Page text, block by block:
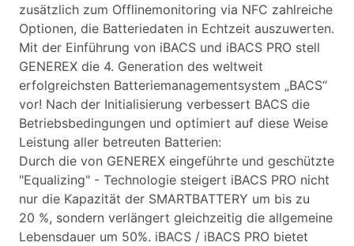
zusätzlich zum Offlinemonitoring via NFC zahlreiche
Optionen, die Batteriedaten in Echtzeit auszuwerten.
Mit der Einführung von iBACS und iBACS PRO stell
GENEREX die 4. Generation des weltweit
erfolgreichsten Batteriemanagementsystem „BACS“
vor! Nach der Initialisierung verbessert BACS die
Betriebsbedingungen und optimiert auf diese Weise
Leistung aller betreuten Batterien:
Durch die von GENEREX eingeführte und geschützte
"Equalizing" - Technologie steigert iBACS PRO nicht
nur die Kapazität der SMARTBATTERY um bis zu
20 %, sondern verlängert gleichzeitig die allgemeine
Lebensdauer um 50%. iBACS / iBACS PRO bietet